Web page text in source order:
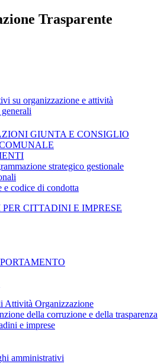
Trasparente
su organizzazione e attività
GIUNTA E CONSIGLIO
strategico gestionale
codice di condotta
CITTADINI E IMPRESE
Attività Organizzazione
della corruzione e della trasparenza
e imprese
amministrativi